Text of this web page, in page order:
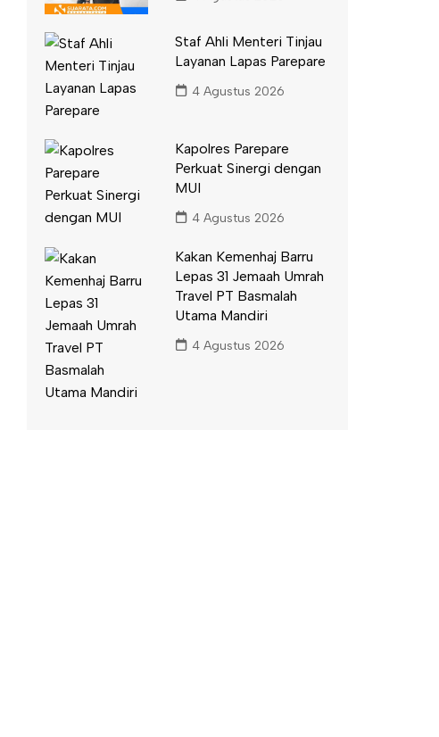
Staf Ahli Menteri Tinjau
Layanan Lapas Parepare
4 Agustus 2026
Kapolres Parepare
Perkuat Sinergi dengan
MUI
4 Agustus 2026
Kakan Kemenhaj Barru
Lepas 31 Jemaah Umrah
Travel PT Basmalah
Utama Mandiri
4 Agustus 2026